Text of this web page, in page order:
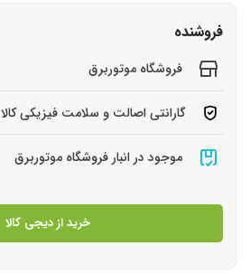
فروشنده
فروشگاه موتوربرق
گارانتی اصالت و سلامت فیزیکی کالا
موجود در انبار فروشگاه موتوربرق
خرید از دیجی کالا